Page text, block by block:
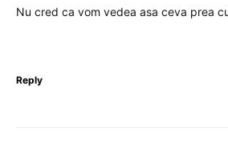
Nu cred ca vom vedea asa ceva prea
Reply